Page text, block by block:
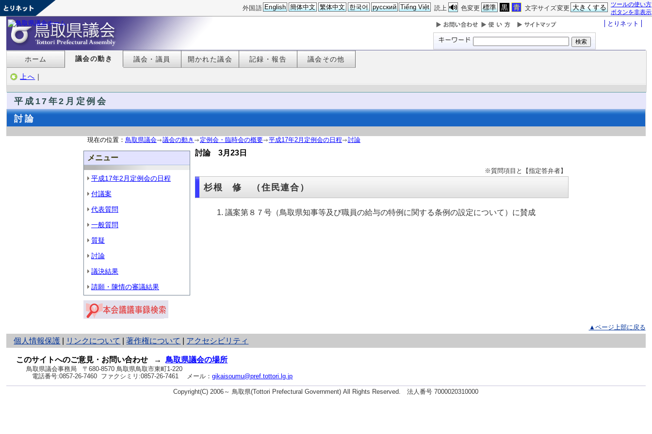
ツールの使い方
ボタンを非表示
文字サイズ変更 大きくする
色変更 標準 黒 青
読上
外国語 English 簡体中文 繁体中文 한국어 русский Tiếng Việt
とりネット
ホーム 議会の動き 議会・議員 開かれた議会 記録・報告 議会その他
上へ ｜
平成17年2月定例会
討論
現在の位置： 鳥取県議会 議会の動き 定例会・臨時会の概要 平成17年2月定例会の日程 討論
メニュー
平成17年2月定例会の日程
付議案
代表質問
一般質問
質疑
討論
議決結果
請願・陳情の審議結果
討論 3月23日
※質問項目と【指定答弁者】
杉根 修 （住民連合）
議案第８７号（鳥取県知事等及び職員の給与の特例に関する条例の設定について）に賛成
▲ページ上部に戻る
個人情報保護
と
り
ネ
ッ
ト
へ
リンクについて |著作権について アクセシビリティ
このサイトへのご意見・お問い合わせ →鳥取県議会の場所
鳥取県議会事務局
〒680-8570 鳥取県鳥取市東町1-220
電話番号:0857-26-7460 ファクシミリ:0857-26-7461 メール：gikaisoumu@pref.tottori.lg.jp
Copyright(C) 2006～ 鳥取県(Tottori Prefectural Government) All Rights Reserved. 法人番号 7000020310000